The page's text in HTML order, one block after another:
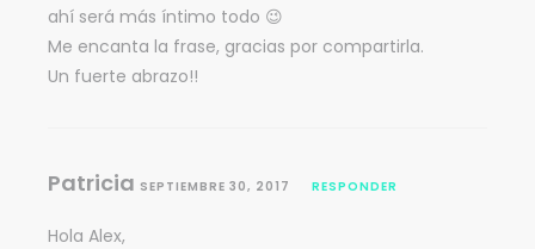
ahí será más íntimo todo 😉
Me encanta la frase, gracias por compartirla.
Un fuerte abrazo!!
Patricia SEPTIEMBRE 30, 2017 RESPONDER
Hola Alex,